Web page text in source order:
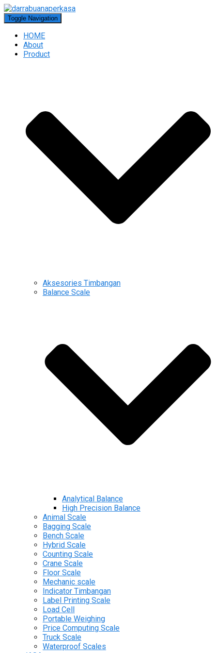
Toggle Navigation
HOME
About
Product
Aksesories Timbangan
Balance Scale
Analytical Balance
High Precision Balance
Animal Scale
Bagging Scale
Bench Scale
Hybrid Scale
Counting Scale
Crane Scale
Floor Scale
Mechanic scale
Indicator Timbangan
Label Printing Scale
Load Cell
Portable Weighing
Price Computing Scale
Truck Scale
Waterproof Scales